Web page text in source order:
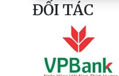
ĐỐI TÁC